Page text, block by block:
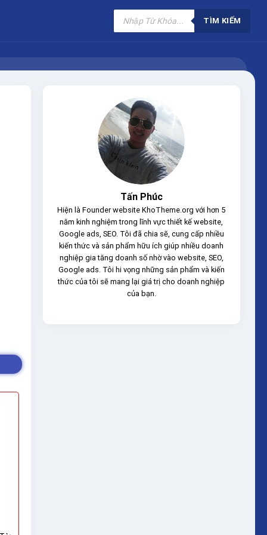
Tìm
kiếm
phẩm
TÌM KIẾM
Tấn Phúc
Hiện là Founder website KhoTheme.org với hơn 5
năm kinh nghiệm trong lĩnh vực thiết kế website,
Google ads, SEO. Tôi đã chia sẽ, cung cấp nhiều
kiến thức và sản phẩm hữu ích giúp nhiều doanh
nghiệp gia tăng doanh số nhờ vào website, SEO,
Google ads. Tôi hi vọng những sản phẩm và kiến
thức của tôi sẽ mang lại giá trị cho doanh nghiệp
của bạn.